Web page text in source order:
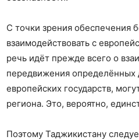
С точки зрения обеспечения
взаимодействовать с
речь идёт прежде всего о
передвижения определённых
европейских государств,
региона. Это, вероятно,
Поэтому Таджикистану